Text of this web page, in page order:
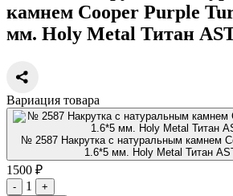
камнем Cooper Purple
мм. Holy Metal Титан
Вариация товара
№ 2587 Накрутка с натуральным камнем
1.6*5 мм. Holy Metal Титан
1500 ₽
- 1
+